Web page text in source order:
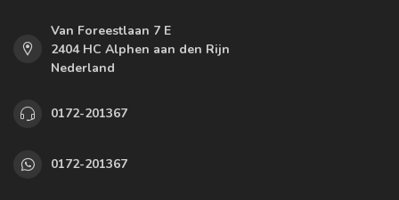
Van Foreestlaan 7 E
2404 HC Alphen aan den Rijn
Nederland
0172-201367
0172-201367